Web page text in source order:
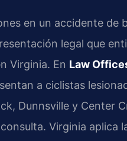
en un accidente de
legal que
Virginia. En Law
a ciclistas
Dunnsville y Center
Virginia